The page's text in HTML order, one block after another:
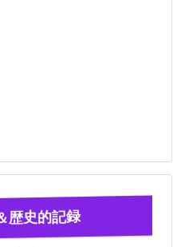
歴史的記録